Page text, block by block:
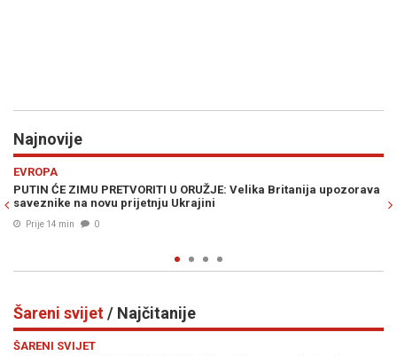
Najnovije
upozorava SELAK RASPUDIĆ ŽESTOKO UDARILA NA PLENKOVIĆA:
trenutak kada cijela Vlada treba pasti!"
Prije 26 min
Šareni svijet/ Najčitanije
Previous